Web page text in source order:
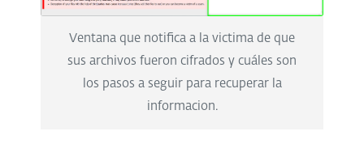
Ventana que notifica a la victima de que
sus archivos fueron cifrados y cuáles son
los pasos a seguir para recuperar la
informacion.